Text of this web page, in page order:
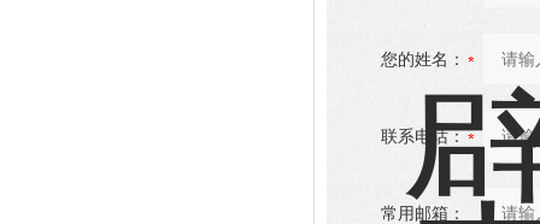
您的姓名：
联系电话：
常用邮箱：